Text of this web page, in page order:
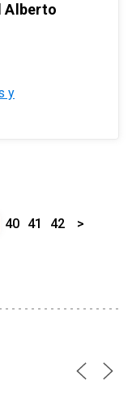
Alberto
y
40 41 42 >